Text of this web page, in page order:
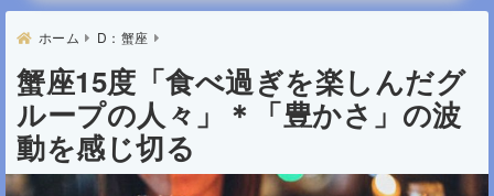
ホーム D：蟹座
蟹座15度「食べ過ぎを楽しんだグ
ループの人々」＊「豊かさ」の波
動を感じ切る